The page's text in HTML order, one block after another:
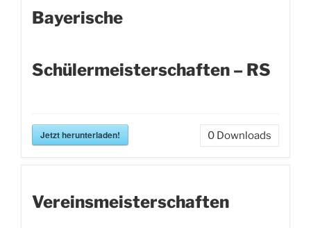
Bayerische
Schülermeisterschaften – RS
Jetzt herunterladen! 0 Downloads
Vereinsmeisterschaften